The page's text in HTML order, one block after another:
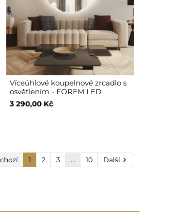
Víceúhlové koupelnové zrcadlo s
osvětlením - FOREM LED
3 290,00 Kč
1 2 3 … 10 Další